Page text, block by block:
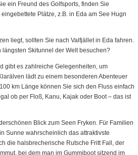
ein Freund des Golfsports, finden Sie
Plätze, z.B. in Eda am See Hugn
liegt, sollten Sie nach Valfjället in Eda fahren.
längsten Skitunnel der Welt besuchen?
gibt es zahlreiche Gelegenheiten, um
lädt zu einem besonderen Abenteuer
km Länge können Sie sich den Fluss einfach
ob per Floß, Kanu, Kajak oder Boot – das ist
Blick zum Seen Fryken. Für Familien
Sunne wahrscheinlich das attraktivste
die halsbrecherische Rutsche Fritt Fall, der
bei dem man im Gummiboot sitzend im